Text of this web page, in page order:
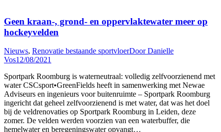
Geen kraan-, grond- en oppervlaktewater meer op
hockeyvelden
Nieuws, Renovatie bestaande sportvloerDoorDanielle
Vos12/08/2021
Sportpark Roomburg is waterneutraal: volledig zelfvoorzienend met
water CSCsport•GreenFields heeft in samenwerking met Newae
Adviseurs en ingenieurs voor buitenruimte – Sportpark Roomburg
ingericht dat geheel zelfvoorzienend is met water, dat was het doel
bij de veldrenovaties op Sportpark Roomburg in Leiden, deze
zomer. De velden werden voorzien van een waterbuffer, die
hemelwater en beregeningswater opvangt…